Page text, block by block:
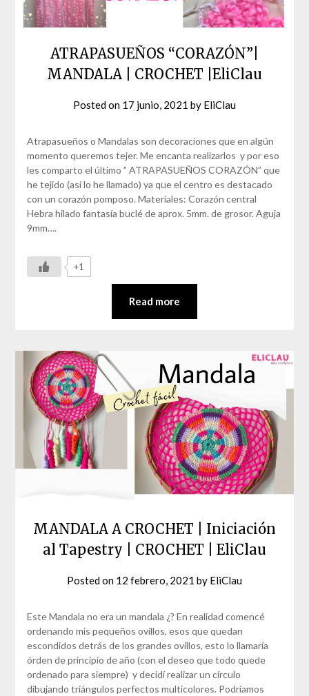
ATRAPASUEÑOS “CORAZÓN”|
MANDALA | CROCHET |EliClau
Posted on 17 junio, 2021 by EliClau
Atrapasueños o Mandalas son decoraciones que en algún
momento queremos tejer. Me encanta realizarlos y por eso
les comparto el último ” ATRAPASUEÑOS CORAZÓN” que
he tejido (así lo he llamado) ya que el centro es destacado
con un corazón pomposo. Materiales: Corazón central
Hebra hilado fantasía buclé de aprox. 5mm. de grosor. Aguja
9mm….
+1
Read more
MANDALA A CROCHET | Iniciación
al Tapestry | CROCHET | EliClau
Posted on 12 febrero, 2021 by EliClau
Este Mandala no era un mandala ¿? En realidad comencé
ordenando mis pequeños ovillos, esos que quedan
escondidos detrás de los grandes ovillos, esto lo llamaría
órden de principio de año (con el deseo que todo quede
ordenado para siempre) y decidí realizar un círculo
dibujando triángulos perfectos multicolores. Podríamos